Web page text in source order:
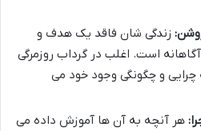
زندگی شان فاقد یک هدف و
است. اغلب در گرداب روزمرگی
و چگونگی وجود خود می
هر آنچه به آن ها آموزش داده می